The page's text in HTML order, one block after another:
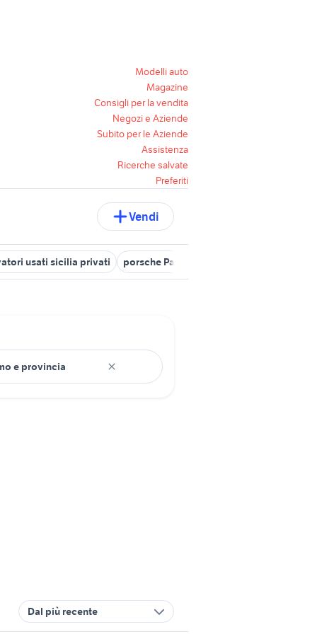
Modelli auto
Magazine
Consigli per la vendita
Negozi e Aziende
Subito per le Aziende
Assistenza
Ricerche salvate
Preferiti
Vendi
usati sicilia privati porsche Palermo provincia
Dal più recente